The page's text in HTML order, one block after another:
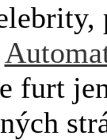
furt